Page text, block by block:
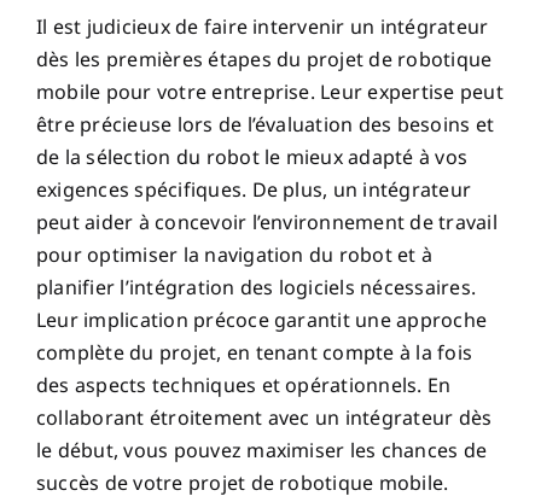
Contact
Il est judicieux de faire intervenir un intégrateur
dès les premières étapes du projet de robotique
mobile pour votre entreprise. Leur expertise peut
être précieuse lors de l’évaluation des besoins et
de la sélection du robot le mieux adapté à vos
exigences spécifiques. De plus, un intégrateur
peut aider à concevoir l’environnement de travail
pour optimiser la navigation du robot et à
planifier l’intégration des logiciels nécessaires.
Leur implication précoce garantit une approche
complète du projet, en tenant compte à la fois
des aspects techniques et opérationnels. En
collaborant étroitement avec un intégrateur dès
le début, vous pouvez maximiser les chances de
succès de votre projet de robotique mobile.